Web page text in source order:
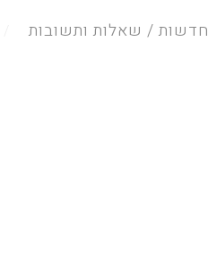
חדשות / שאלות ותשובות